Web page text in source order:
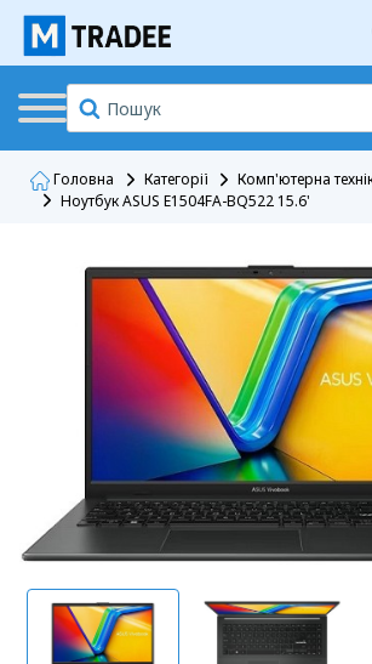
Головна Категорії Комп'ютерна
Ноутбук ASUS E1504FA-BQ522 15.6'